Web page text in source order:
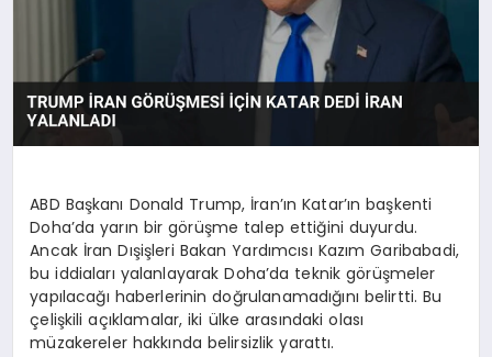
KRIPTO PARA
GEZI & SEYAHAT
OYUN
ABD Başkanı Donald Trump, İran’ın Katar’ın başkenti
Doha’da yarın bir görüşme talep ettiğini duyurdu.
Ancak İran Dışişleri Bakan Yardımcısı Kazım Garibabadi,
bu iddiaları yalanlayarak Doha’da teknik görüşmeler
yapılacağı haberlerinin doğrulanamadığını belirtti. Bu
çelişkili açıklamalar, iki ülke arasındaki olası
müzakereler hakkında belirsizlik yarattı.